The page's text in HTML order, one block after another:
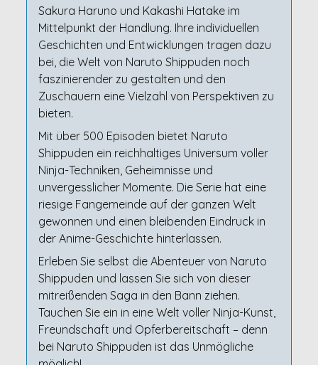
Sakura Haruno und Kakashi Hatake im
Mittelpunkt der Handlung. Ihre individuellen
Geschichten und Entwicklungen tragen dazu
bei, die Welt von Naruto Shippuden noch
faszinierender zu gestalten und den
Zuschauern eine Vielzahl von Perspektiven zu
bieten.
Mit über 500 Episoden bietet Naruto
Shippuden ein reichhaltiges Universum voller
Ninja-Techniken, Geheimnisse und
unvergesslicher Momente. Die Serie hat eine
riesige Fangemeinde auf der ganzen Welt
gewonnen und einen bleibenden Eindruck in
der Anime-Geschichte hinterlassen.
Erleben Sie selbst die Abenteuer von Naruto
Shippuden und lassen Sie sich von dieser
mitreißenden Saga in den Bann ziehen.
Tauchen Sie ein in eine Welt voller Ninja-Kunst,
Freundschaft und Opferbereitschaft – denn
bei Naruto Shippuden ist das Unmögliche